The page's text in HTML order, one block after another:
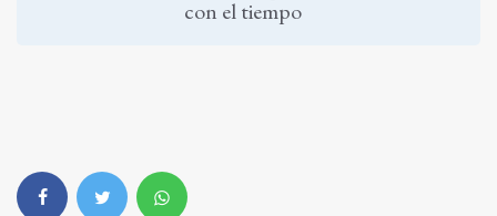
con el tiempo